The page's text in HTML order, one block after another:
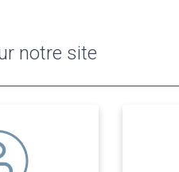
notre site